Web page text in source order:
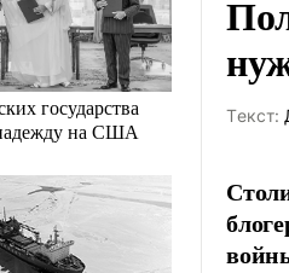
государства
на США
Tекст: